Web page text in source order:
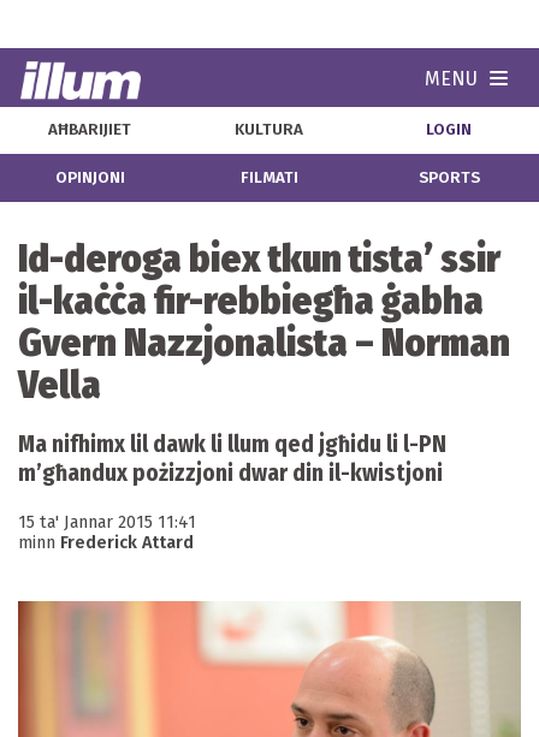
MENU
AĦBARIJIET KULTURA LOGIN
OPINJONI FILMATI SPORTS
Id-deroga biex tkun tista’ ssir
il-kaċċa fir-rebbiegħa ġabha
Gvern Nazzjonalista – Norman
Vella
Ma nifhimx lil dawk li llum qed jgħidu li l-PN
m’għandux pożizzjoni dwar din il-kwistjoni
15 ta' Jannar 2015 11:41
minn Frederick Attard